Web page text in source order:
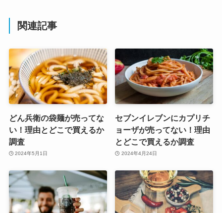
関連記事
どん兵衛の袋麺が売ってな
い！理由とどこで買えるか
調査
2024年5月1日
セブンイレブンにカプリチ
ョーザが売ってない！理由
とどこで買えるか調査
2024年4月24日